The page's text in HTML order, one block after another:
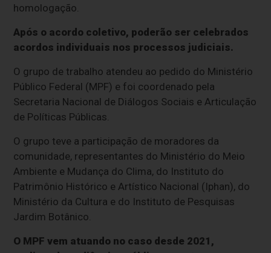
homologação.
Após o acordo coletivo, poderão ser celebrados
acordos individuais nos processos judiciais.
O grupo de trabalho atendeu ao pedido do Ministério
Público Federal (MPF) e foi coordenado pela
Secretaria Nacional de Diálogos Sociais e Articulação
de Políticas Públicas.
O grupo teve a participação de moradores da
comunidade, representantes do Ministério do Meio
Ambiente e Mudança do Clima, do Instituto do
Patrimônio Histórico e Artístico Nacional (Iphan), do
Ministério da Cultura e do Instituto de Pesquisas
Jardim Botânico.
O MPF vem atuando no caso desde 2021,